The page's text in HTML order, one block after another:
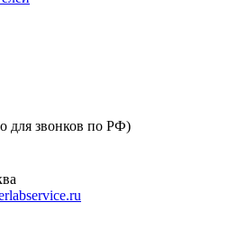
для звонков по РФ)